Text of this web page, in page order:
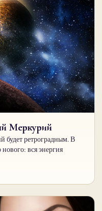
Меркурий
будет ретроградным. В
вся энергия